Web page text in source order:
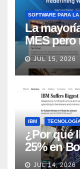
SOFTWARE PARA
La
MES pero
JUL 15, 2026
IBM
¿Por qué
25% en
JUL 14, 2026